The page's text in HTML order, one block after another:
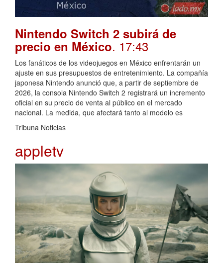
Nintendo Switch 2 subirá de
precio en México. 17:43
Los fanáticos de los videojuegos en México enfrentarán un
ajuste en sus presupuestos de entretenimiento. La compañía
japonesa Nintendo anunció que, a partir de septiembre de
2026, la consola Nintendo Switch 2 registrará un incremento
oficial en su precio de venta al público en el mercado
nacional. La medida, que afectará tanto al modelo es
Tribuna Noticias
appletv